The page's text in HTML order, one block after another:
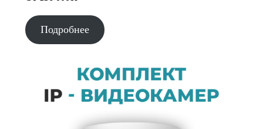
Подробнее